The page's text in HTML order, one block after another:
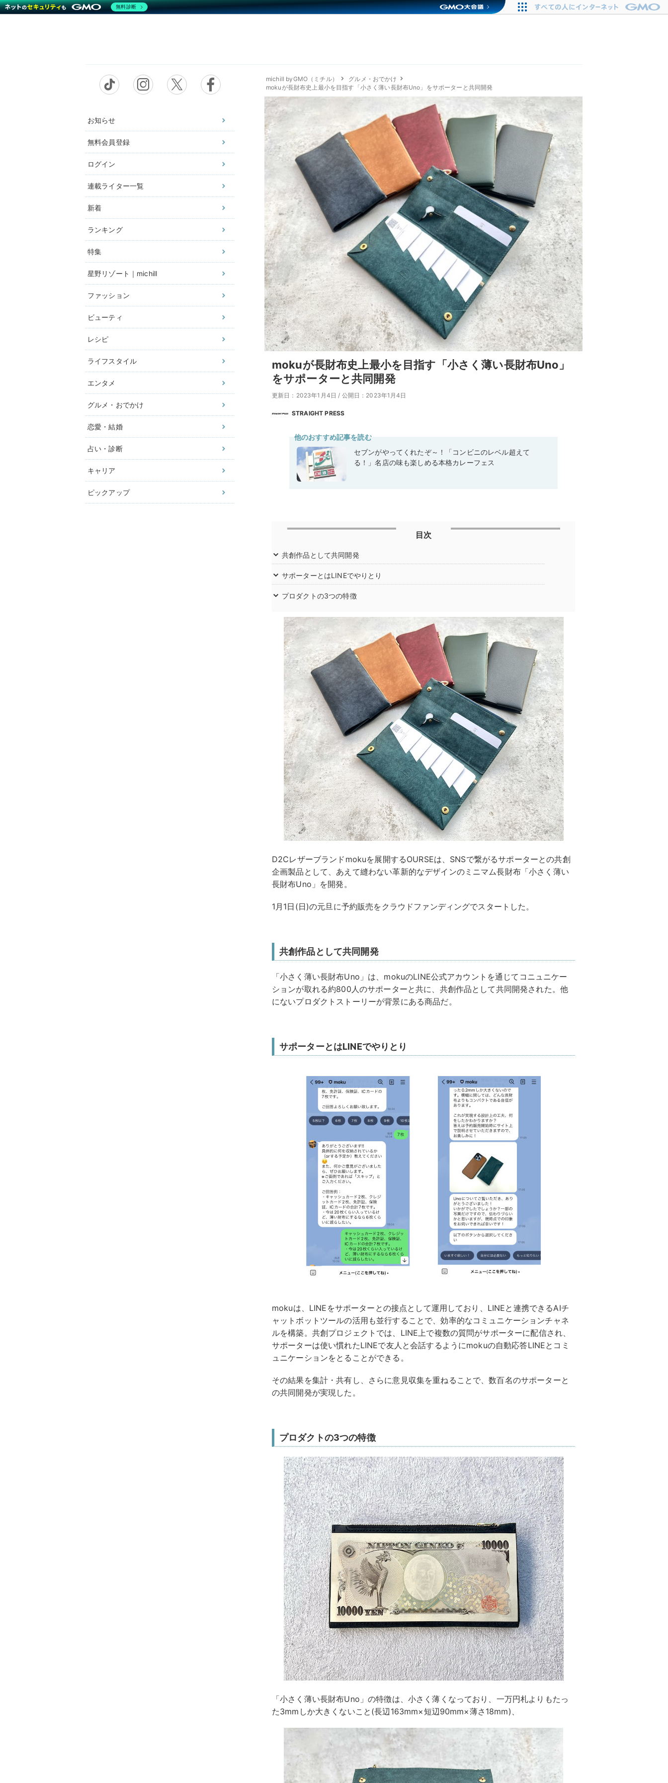
お知らせ
無料会員登録
ログイン
連載ライター一覧
新着
ランキング
特集
星野リゾート｜michill
ファッション
ビューティ
レシピ
ライフスタイル
エンタメ
グルメ・おでかけ
恋愛・結婚
占い・診断
キャリア
ピックアップ
michill byGMO（ミチル）
グルメ・おでかけ
mokuが長財布史上最小を目指す「小さく薄い長財布Uno」をサポーターと共同開発
mokuが長財布史上最小を目指す「小さく薄い長財布Uno」
をサポーターと共同開発
更新日：2023年1月4日 / 公開日：2023年1月4日
STRAIGHT PRESS
他のおすすめ記事を読む
セブンがやってくれたぞ～！「コンビニのレベル超えて
る！」名店の味も楽しめる本格カレーフェス
目次
共創作品として共同開発
サポーターとはLINEでやりとり
プロダクトの3つの特徴
D2Cレザーブランドmokuを展開するOURSEは、SNSで繋がるサポーターとの共創
企画製品として、あえて縫わない革新的なデザインのミニマム長財布「小さく薄い
長財布Uno」を開発。
1月1日(日)の元旦に予約販売をクラウドファンディングでスタートした。
共創作品として共同開発
「小さく薄い長財布Uno」は、mokuのLINE公式アカウントを通じてコニュニケー
ションが取れる約800人のサポーターと共に、共創作品として共同開発された。他
にないプロダクトストーリーが背景にある商品だ。
サポーターとはLINEでやりとり
mokuは、LINEをサポーターとの接点として運用しており、LINEと連携できるAIチ
ャットボットツールの活用も並行することで、効率的なコミュニケーションチャネ
ルを構築。共創プロジェクトでは、LINE上で複数の質問がサポーターに配信され、
サポーターは使い慣れたLINEで友人と会話するようにmokuの自動応答LINEとコミ
ュニケーションをとることができる。
その結果を集計・共有し、さらに意見収集を重ねることで、数百名のサポーターと
の共同開発が実現した。
プロダクトの3つの特徴
「小さく薄い長財布Uno」の特徴は、小さく薄くなっており、一万円札よりもたっ
た3mmしか大きくないこと(長辺163mm×短辺90mm×薄さ18mm)、
無料診断